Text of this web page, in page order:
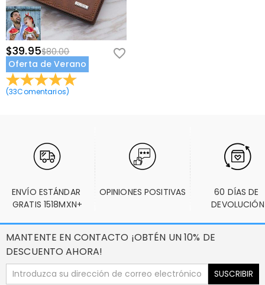
$39.95$80.00
Oferta de Verano
(33Comentarios)
ENVÍO ESTÁNDAR
GRATIS 1518MXN+
OPINIONES POSITIVAS
60 DÍAS DE
DEVOLUCIÓN
MANTENTE EN CONTACTO ¡OBTÉN UN 10% DE
DESCUENTO AHORA!
SUSCRIBIR